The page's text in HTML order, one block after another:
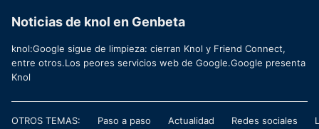
Noticias de knol en Genbeta
knol:Google sigue de limpieza: cierran Knol y Friend Connect,
entre otros.Los peores servicios web de Google.Google presenta
Knol
OTROS TEMAS: Paso a paso Actualidad Redes sociales